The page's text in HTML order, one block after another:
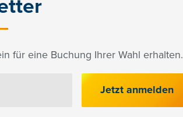
für eine Buchung Ihrer Wahl erhalten.
Jetzt anmelden